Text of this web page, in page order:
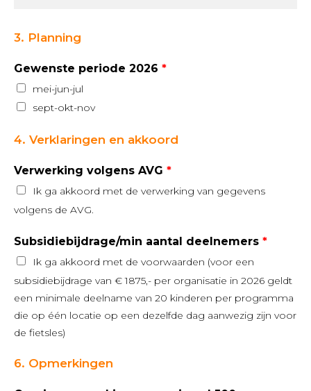
3. Planning
Gewenste periode 2026
mei-jun-jul
sept-okt-nov
4. Verklaringen en akkoord
Verwerking volgens AVG
Ik ga akkoord met de verwerking van gegevens
volgens de AVG.
Subsidiebijdrage/min aantal deelnemers
Ik ga akkoord met de voorwaarden (voor een
subsidiebijdrage van € 1875,- per organisatie in 2026 geldt
een minimale deelname van 20 kinderen per programma
die op één locatie op een dezelfde dag aanwezig zijn voor
de fietsles)
6. Opmerkingen